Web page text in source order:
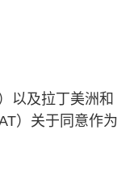
以及拉丁美洲和
）关于同意作为